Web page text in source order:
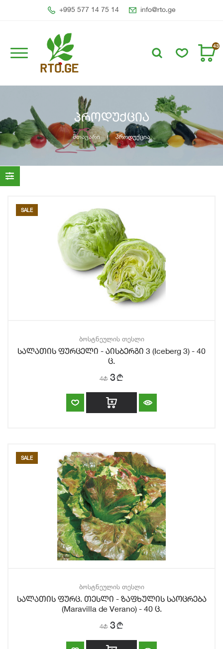
+995 577 14 75 14 info@rto.ge
43
პროდუქცია
მთავარი პროდუქცია
SALE
ბოსტნეულის თესლი
სალათის ფურცელი - აისბერგი 3 (Iceberg 3) - 40
ც.
4b 3b
SALE
ბოსტნეულის თესლი
სალათის ფურც. თესლი - ზაფხულის საოცრება
(Maravilla de Verano) - 40 ც.
4b 3b